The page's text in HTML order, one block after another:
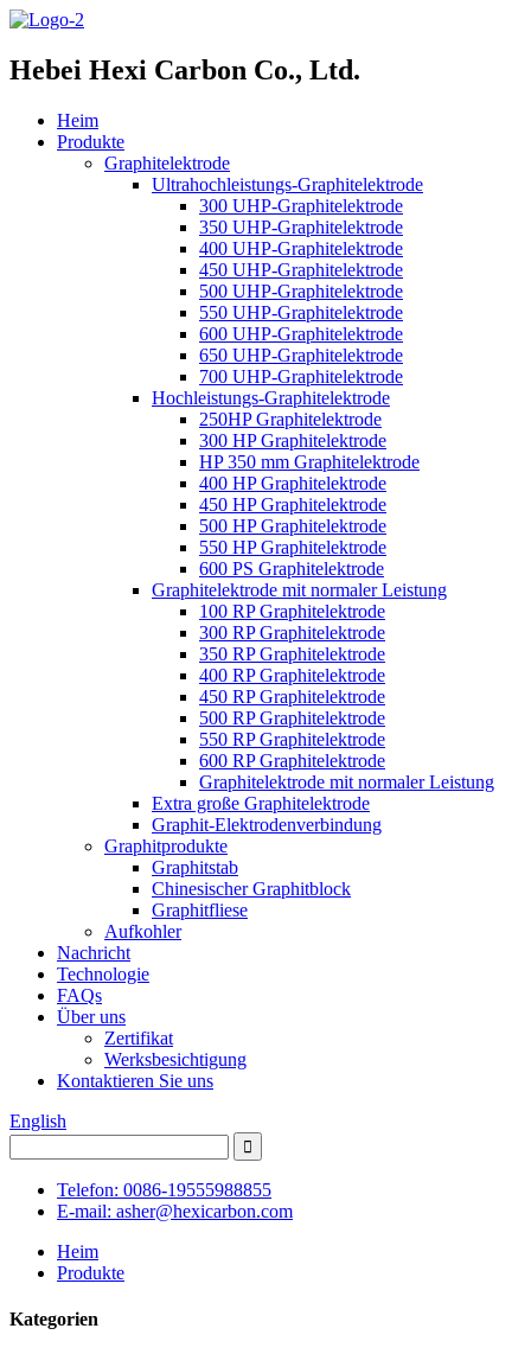
Hebei Hexi Carbon Co., Ltd.
Heim
Produkte
Graphitelektrode
Ultrahochleistungs-Graphitelektrode
300 UHP-Graphitelektrode
350 UHP-Graphitelektrode
400 UHP-Graphitelektrode
450 UHP-Graphitelektrode
500 UHP-Graphitelektrode
550 UHP-Graphitelektrode
600 UHP-Graphitelektrode
650 UHP-Graphitelektrode
700 UHP-Graphitelektrode
Hochleistungs-Graphitelektrode
250HP Graphitelektrode
300 HP Graphitelektrode
HP 350 mm Graphitelektrode
400 HP Graphitelektrode
450 HP Graphitelektrode
500 HP Graphitelektrode
550 HP Graphitelektrode
600 PS Graphitelektrode
Graphitelektrode mit normaler Leistung
100 RP Graphitelektrode
300 RP Graphitelektrode
350 RP Graphitelektrode
400 RP Graphitelektrode
450 RP Graphitelektrode
500 RP Graphitelektrode
550 RP Graphitelektrode
600 RP Graphitelektrode
Graphitelektrode mit normaler Leistung
Extra große Graphitelektrode
Graphit-Elektrodenverbindung
Graphitprodukte
Graphitstab
Chinesischer Graphitblock
Graphitfliese
Aufkohler
Nachricht
Technologie
FAQs
Über uns
Zertifikat
Werksbesichtigung
Kontaktieren Sie uns
English
Telefon: 0086-19555988855
E-mail: asher@hexicarbon.com
Heim
Produkte
Kategorien